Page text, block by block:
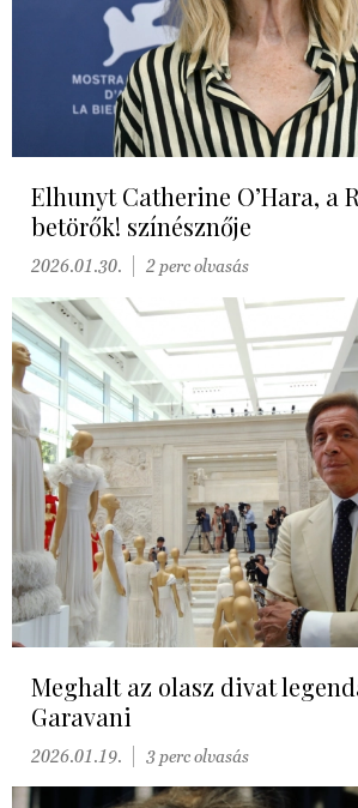
Elhunyt Catherine O’Hara, a
betörők! színésznője
2026.01.30. 2 perc olvasás
Meghalt az olasz divat
Garavani
2026.01.19. 3 perc olvasás